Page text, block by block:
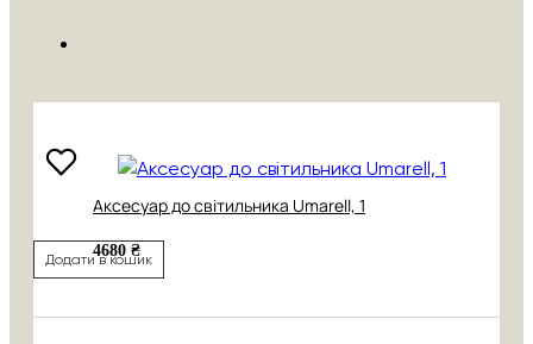
Аксесуар до світильника Umarell, 1
4680 ₴
Додати в кошик